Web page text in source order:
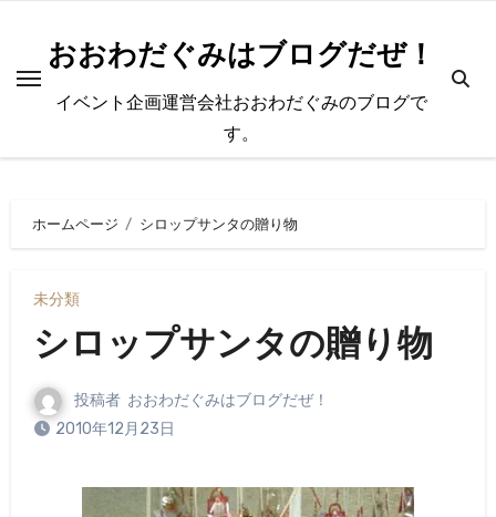
おおわだぐみはブログだぜ！
イベント企画運営会社おおわだぐみのブログで
す。
ホームページ シロップサンタの贈り物
未分類
シロップサンタの贈り物
投稿者 おおわだぐみはブログだぜ！
2010年12月23日